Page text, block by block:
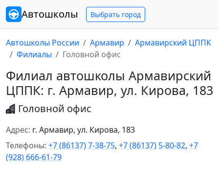
Автошколы Выбрать город
Автошколы России Армавир
Армавирский ЦППК
Филиалы
Головной офис
Филиал автошколы Армавирский
ЦППК: г. Армавир, ул. Кирова, 183
Головной офис
Адрес: г. Армавир, ул. Кирова, 183
Телефоны: +7 (86137) 7-38-75, +7 (86137) 5-80-82, +7
(928) 666-61-79